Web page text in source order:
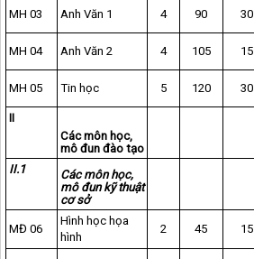
MH 03 Anh Văn 1 4 90 30
MH 04 Anh Văn 2 4 105 15
MH 05 Tin học 5 120 30
II
Các môn học,
mô đun đào tạo
II.1
Các môn học,
mô đun kỹ thuật
cơ sở
MĐ 06
Hình học họa
hình
2 45 15